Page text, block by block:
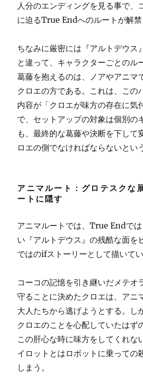
人分のエンディングを見る事で、
に迫るTrue Endへのルートが解禁
ちなみに厳密には『アルトデウス
と違って、キャラクターごとのル
葛藤を抱えるのは、ノアやアニマ
クロエの方である。これは、この
内容が「クロエが味方の存在に気
で、セットアップの対象は個別の
も、最終的な葛藤や決断を下して
ロエの側でなければならないとい
アニマルート：グロテスクな
ートに隠す
アニマルートでは、True Endで
い『アルトデウス』の残酷な面を
ではのifストーリーとして描いてい
コーコの記憶を引き継いだメテオ
守ることに決めたクロエは、アニ
大人たちから逃げようとする。し
クロエのことを心配していたはず
この肝心な時に味方をしてくれな
イロットとはロボットに乗っての
しまう。